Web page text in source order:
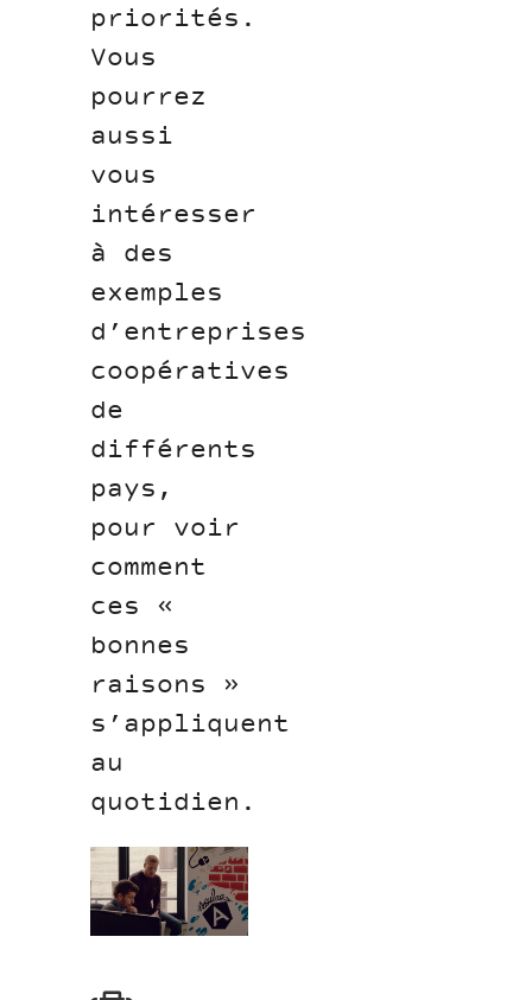
priorités.
Vous
pourrez
aussi
vous
intéresser
à des
exemples
d’entreprises
coopératives
de
différents
pays,
pour voir
comment
ces «
bonnes
raisons »
s’appliquent
au
quotidien.
Tilleuls.jpg